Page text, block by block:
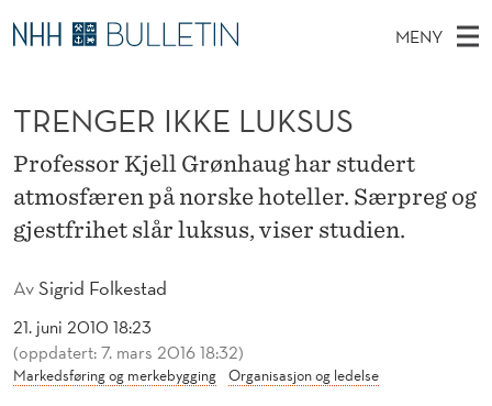
T
R
E
N
G
E
K
K
MENY
V
E
D
M
N
Y
K
E
T
T
S
E
T
Stipendiater og nye forskerprofiler
Disputaser
Ekspertutvalg
Om Bulletin
AvSigrid Folkestad
21. juni 2010 18:23
(oppdatert: 7. mars 2016 18:32)
Markedsføring og merkebygging Organisasjon og ledelse
TRENGER IKKE LUKSUS
Professor Kjell Grønhaug har studert
atmosfæren på norske hoteller. Særpreg og
gjestfrihet slår luksus, viser studien.